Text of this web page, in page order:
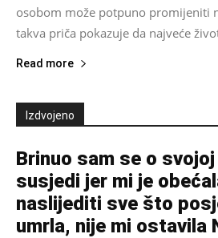
osobom može potpuno promijeniti
takva priča pokazuje da najveće
Read more
Izdvojeno
Brinuo sam se o
susjedi jer mi je
naslijediti sve što
umrla, nije mi ostavila